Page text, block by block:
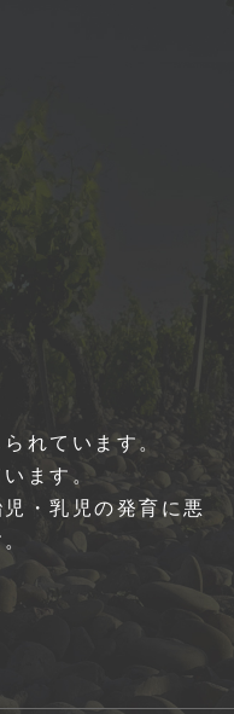
れています。
ます。
・乳児の発育に悪